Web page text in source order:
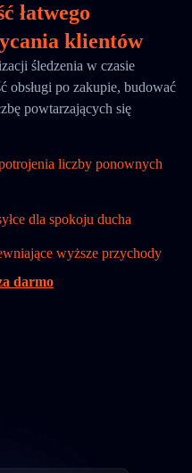
łatwego
klientów
śledzenia w czasie
obsługi po zakupie, budować
powtarzających się
liczby ponownych
dla spokoju ducha
wyższe przychody
darmo